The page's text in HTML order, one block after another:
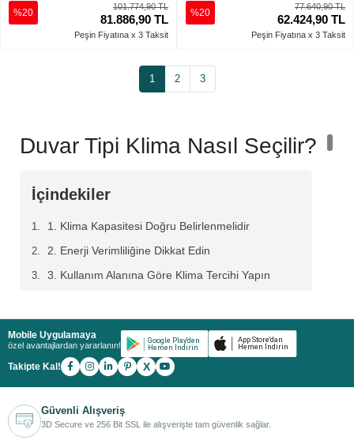
101.774,90 TL
81.886,90 TL
%20
Peşin Fiyatına x 3 Taksit
77.640,90 TL
62.424,90 TL
%20
Peşin Fiyatına x 3 Taksit
1 2 3
Duvar Tipi Klima Nasıl Seçilir?
İçindekiler
1. Klima Kapasitesi Doğru Belirlenmelidir
2. Enerji Verimliliğine Dikkat Edin
3. Kullanım Alanına Göre Klima Tercihi Yapın
6. Akıllı Kontrol Özellikleri Tercih Sebebi Olabilir
7. Montaj ve Servis Desteği Önemlidir
Duvar Tipi KlimaNasıl
Mobile Uygulamaya
özel avantajlardan yararlanın!
Takipte Kal! X
Güvenli Alışveriş
3D Secure ve 256 Bit SSL ile alışverişte tam güvenlik sağlar.